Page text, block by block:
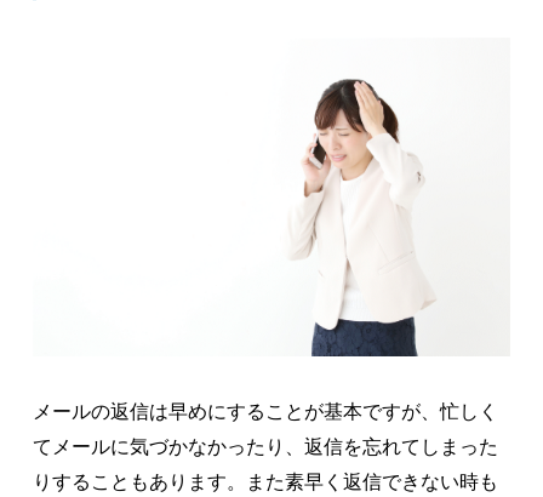
メールの返信は早めにすることが基本ですが、忙しく
てメールに気づかなかったり、返信を忘れてしまった
りすることもあります。また素早く返信できない時も